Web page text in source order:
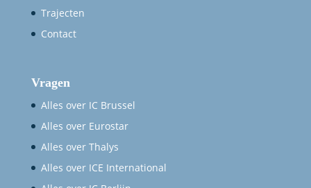
Trajecten
Contact
Vragen
Alles over IC Brussel
Alles over Eurostar
Alles over Thalys
Alles over ICE International